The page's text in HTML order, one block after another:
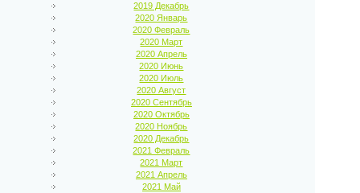
2019 Декабрь
2020 Январь
2020 Февраль
2020 Март
2020 Апрель
2020 Июнь
2020 Июль
2020 Август
2020 Сентябрь
2020 Октябрь
2020 Ноябрь
2020 Декабрь
2021 Февраль
2021 Март
2021 Апрель
2021 Май